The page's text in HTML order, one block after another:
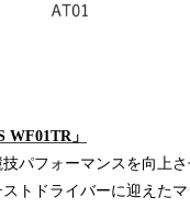
」
パフォーマンスを向上
トドライバーに迎えたマ